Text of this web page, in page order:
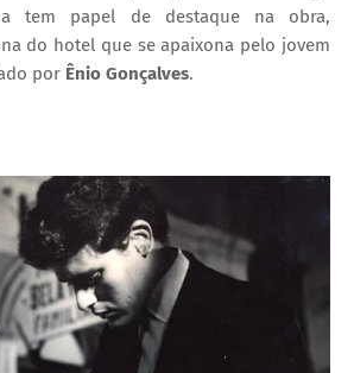
tem papel de destaque na obra,
do hotel que se apaixona pelo jovem
por Ênio Gonçalves.